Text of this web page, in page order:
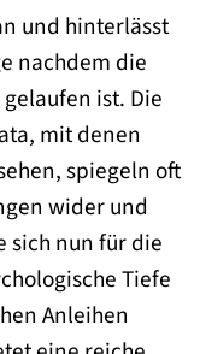
und hinterlässt
nachdem die
ist. Die
mit denen
spiegeln oft
wider und
sich nun für die
Tiefe
Anleihen